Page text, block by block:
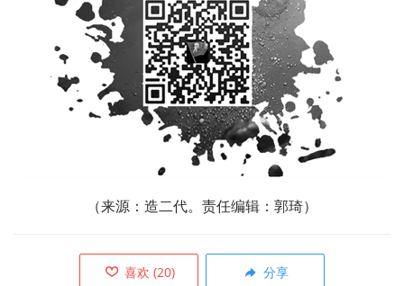
（来源：造二代。责任编辑：郭琦）
喜欢 (20) 分享